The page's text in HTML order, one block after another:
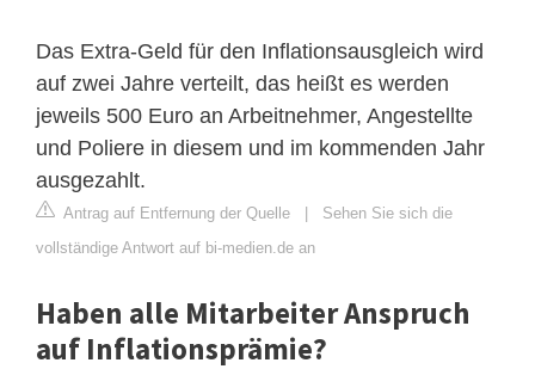
Das Extra-Geld für den Inflationsausgleich wird
auf zwei Jahre verteilt, das heißt es werden
jeweils 500 Euro an Arbeitnehmer, Angestellte
und Poliere in diesem und im kommenden Jahr
ausgezahlt.
Antrag auf Entfernung der Quelle | Sehen Sie sich die
vollständige Antwort auf bi-medien.de an
Haben alle Mitarbeiter Anspruch
auf Inflationsprämie?